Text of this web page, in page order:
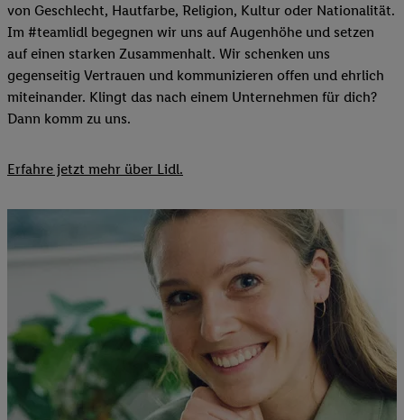
von Geschlecht, Hautfarbe, Religion, Kultur oder Nationalität.
Im #teamlidl begegnen wir uns auf Augenhöhe und setzen
auf einen starken Zusammenhalt. Wir schenken uns
gegenseitig Vertrauen und kommunizieren offen und ehrlich
miteinander. Klingt das nach einem Unternehmen für dich?
Dann komm zu uns.​
Erfahre jetzt mehr über Lidl.